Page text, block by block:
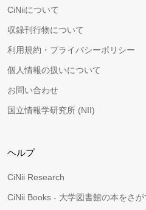
CiNiiについて
収録刊行物について
利用規約・プライバシーポリシー
個人情報の扱いについて
お問い合わせ
国立情報学研究所 (NII)
ヘルプ
CiNii Research
CiNii Books - 大学図書館の本をさが